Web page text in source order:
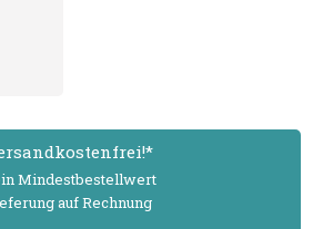
Mindest­bestell­wert
auf Rechnung